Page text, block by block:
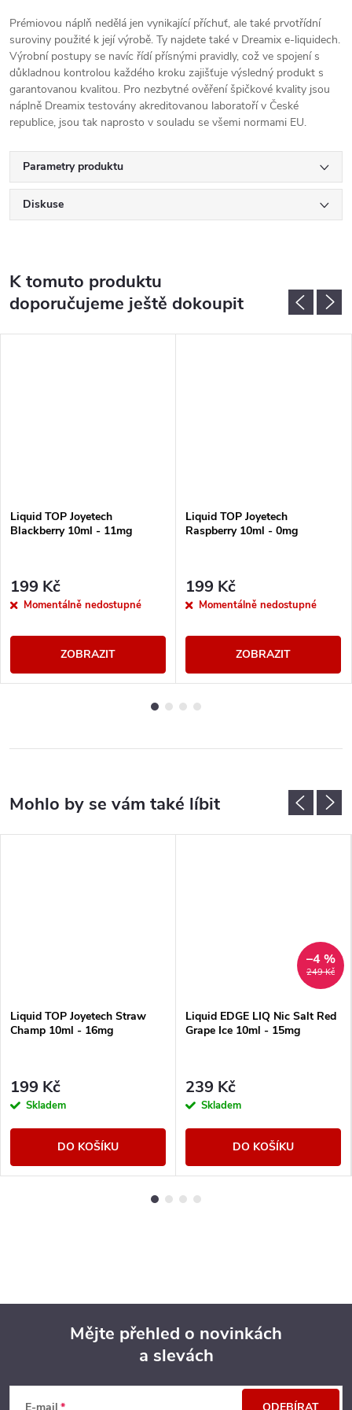
Prémiovou náplň nedělá jen vynikající příchuť, ale také prvotřídní
suroviny použité k její výrobě. Ty najdete také v Dreamix e-liquidech.
Výrobní postupy se navíc řídí přísnými pravidly, což ve spojení s
důkladnou kontrolou každého kroku zajišťuje výsledný produkt s
garantovanou kvalitou. Pro nezbytné ověření špičkové kvality jsou
náplně Dreamix testovány akreditovanou laboratoří v České
republice, jsou tak naprosto v souladu se všemi normami EU.
Parametry produktu
Diskuse
K tomuto produktu
doporučujeme ještě dokoupit
Liquid TOP Joyetech
Blackberry 10ml - 11mg
199 Kč
Momentálně nedostupné
ZOBRAZIT
Liquid TOP Joyetech
Raspberry 10ml - 0mg
199 Kč
Momentálně nedostupné
ZOBRAZIT
Liquid TOP Joyetech Straw
Champ 10ml - 16mg
199 Kč
Skladem
DO KOŠÍKU
249 Kč
–4 %
Liquid EDGE LIQ Nic Salt Red
Grape Ice 10ml - 15mg
239 Kč
Skladem
DO KOŠÍKU
Mějte přehled o novinkách
a slevách
E-mail ODEBÍRAT